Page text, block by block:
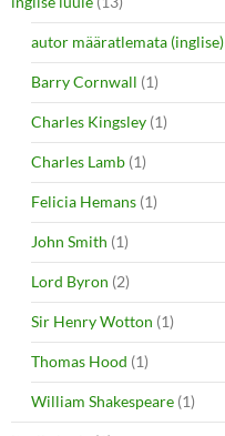
autor määratlemata (inglise)
Barry Cornwall (1)
Charles Kingsley (1)
Charles Lamb (1)
Felicia Hemans (1)
John Smith (1)
Lord Byron (2)
Sir Henry Wotton (1)
Thomas Hood (1)
William Shakespeare (1)